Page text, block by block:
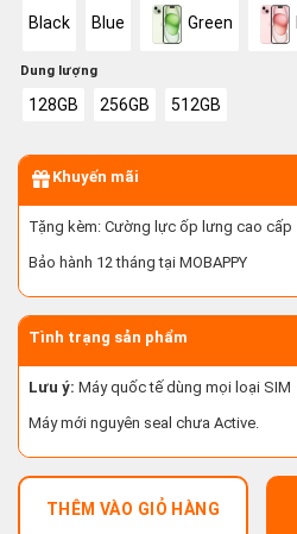
Black Blue Green
Dung lượng
128GB 256GB 512GB
Khuyến mãi
Tặng kèm: Cường lực ốp lưng cao cấp
Bảo hành 12 tháng tại MOBAPPY
Tình trạng sản phẩm
Lưu ý: Máy quốc tế dùng mọi loại SIM
Máy mới nguyên seal chưa Active.
THÊM VÀO GIỎ HÀNG